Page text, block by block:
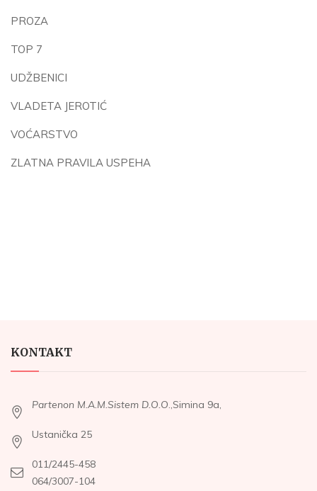
PROZA
TOP 7
UDŽBENICI
VLADETA JEROTIĆ
VOĆARSTVO
ZLATNA PRAVILA USPEHA
KONTAKT
Partenon M.A.M.Sistem D.O.O.,Simina 9a,
Ustanička 25
011/2445-458
064/3007-104